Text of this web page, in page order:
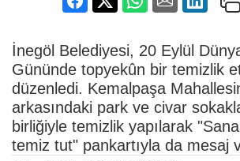
İnegöl Belediyesi, 20 Eylül
Gününde topyekûn bir temizlik
düzenledi. Kemalpaşa
arkasındaki park ve civar
birliğiyle temizlik yapılarak
temiz tut" pankartıyla da mesaj